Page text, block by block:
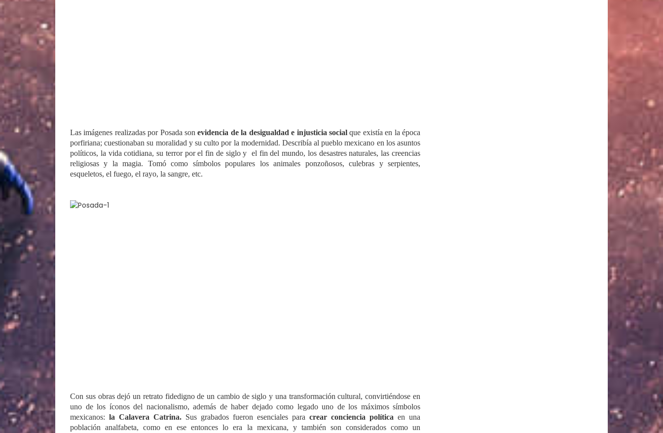
Las imágenes realizadas por Posada sonevidencia de la desigualdad e injusticia socialque existía en la época
porfiriana; cuestionaban su moralidad y su culto por la modernidad. Describía al pueblo mexicano en los asuntos
políticos, la vida cotidiana, su terror por el fin de siglo y el fin del mundo, los desastres naturales, las creencias
religiosas y la magia. Tomó como símbolos populares los animales ponzoñosos, culebras y serpientes,
esqueletos, el fuego, el rayo, la sangre, etc.
Con sus obras dejó un retrato fidedigno de un cambio de siglo y una transformación cultural, convirtiéndose en
uno de los íconos del nacionalismo, además de haber dejado como legado uno de los máximos símbolos
mexicanos: la Calavera Catrina. Sus grabados fueron esenciales para crear conciencia política en una
población analfabeta, como en ese entonces lo era la mexicana, y también son considerados como un